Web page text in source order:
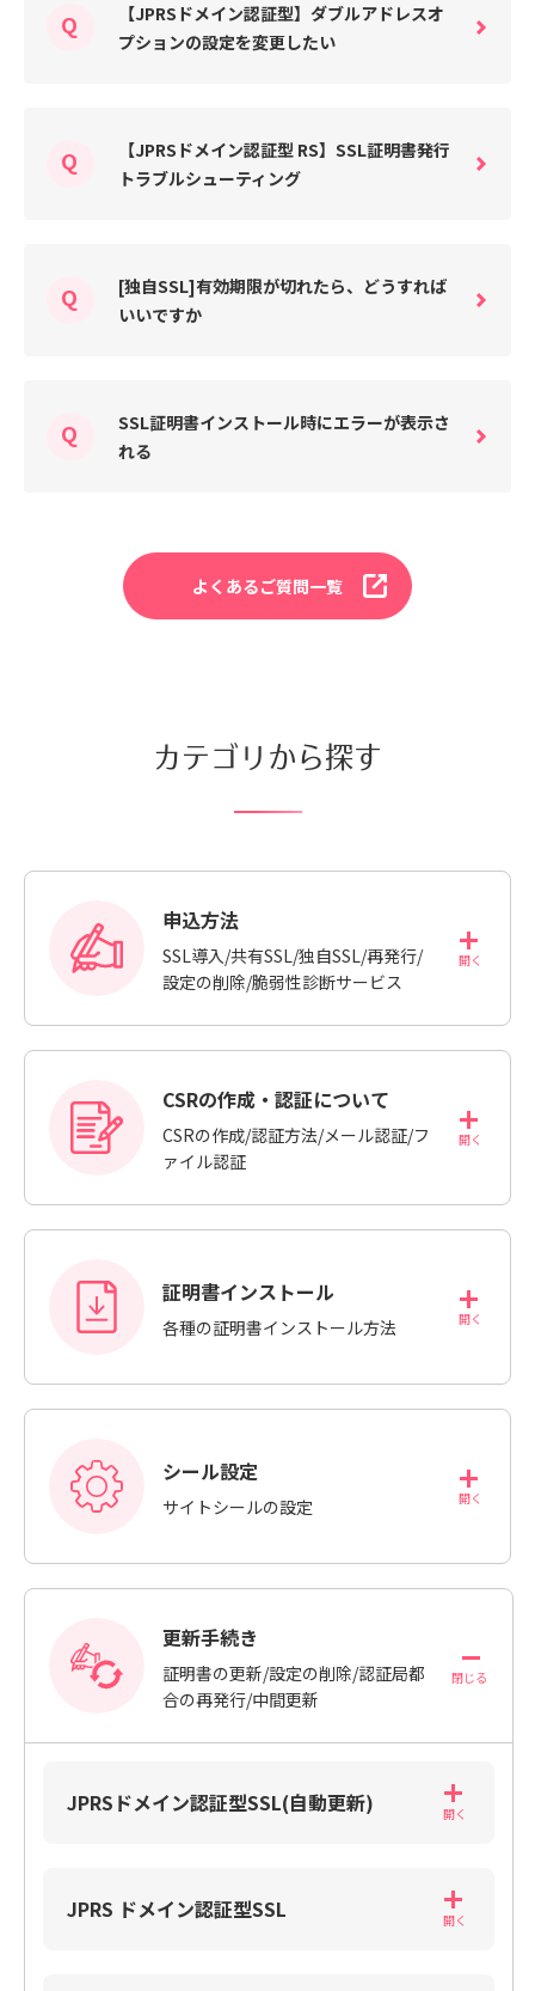
【JPRSドメイン認証型】ダブルアドレスオ
プションの設定を変更したい
【JPRSドメイン認証型 RS】SSL証明書発行
トラブルシューティング
[独自SSL]有効期限が切れたら、どうすれば
いいですか
SSL証明書インストール時にエラーが表示さ
れる
よくあるご質問一覧
カテゴリから探す
申込方法
SSL導入/共有SSL/独自SSL/再発行/
設定の削除/脆弱性診断サービス
CSRの作成・認証について
CSRの作成/認証方法/メール認証/フ
ァイル認証
証明書インストール
各種の証明書インストール方法
シール設定
サイトシールの設定
更新手続き
証明書の更新/設定の削除/認証局都
合の再発行/中間更新
JPRSドメイン認証型SSL(自動更新)
JPRS ドメイン認証型SSL